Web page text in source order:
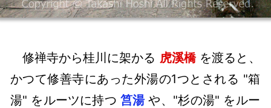
修禅寺から桂川に架かる 虎溪橋を渡ると、
かつて修善寺にあった外湯の1つとされる "箱
湯" をルーツに持つ筥湯や、"杉の湯" をルー